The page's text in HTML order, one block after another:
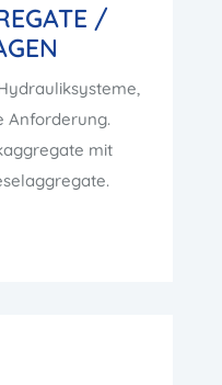
/
Anforderung.
mit